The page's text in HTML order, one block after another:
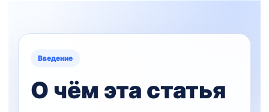
Введение
О чём эта статья